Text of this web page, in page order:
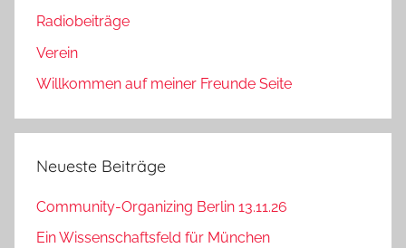
Radiobeiträge
Verein
Willkommen auf meiner Freunde Seite
Neueste Beiträge
Community-Organizing Berlin 13.11.26
Ein Wissenschaftsfeld für München